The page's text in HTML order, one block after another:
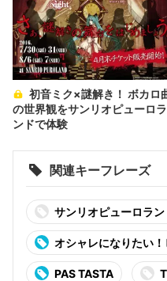
の世界観をサンリオピューロラ
ンドで体験
関連キーフレーズ
サンリオピューロラン
オシャレになりたい
PAS TASTA